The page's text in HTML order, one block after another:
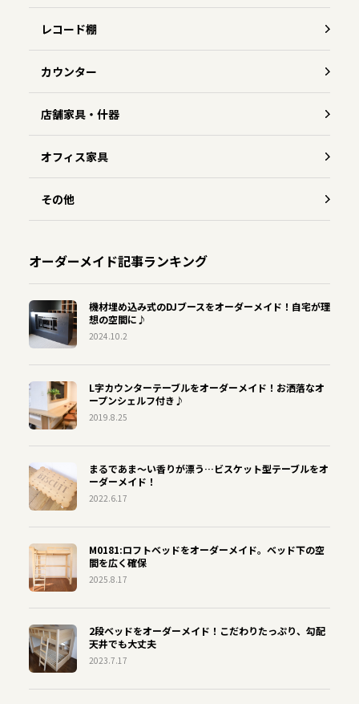
レコード棚
カウンター
店舗家具・什器
オフィス家具
その他
オーダーメイド記事ランキング
機材埋め込み式のDJブースをオーダーメイド！自宅が理
想の空間に♪
2024.10.2
L字カウンターテーブルをオーダーメイド！お洒落なオ
ープンシェルフ付き♪
2019.8.25
まるであま〜い香りが漂う…ビスケット型テーブルをオ
ーダーメイド！
2022.6.17
M0181:ロフトベッドをオーダーメイド。ベッド下の空
間を広く確保
2025.8.17
2段ベッドをオーダーメイド！こだわりたっぷり、勾配
天井でも大丈夫
2023.7.17